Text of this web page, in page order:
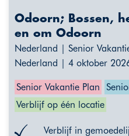
Odoorn; Bossen,
en om Odoorn
Nederland | Senior
Nederland | 4 oktober
Senior Vakantie Plan
Verblijf op één locatie
Verblijf in